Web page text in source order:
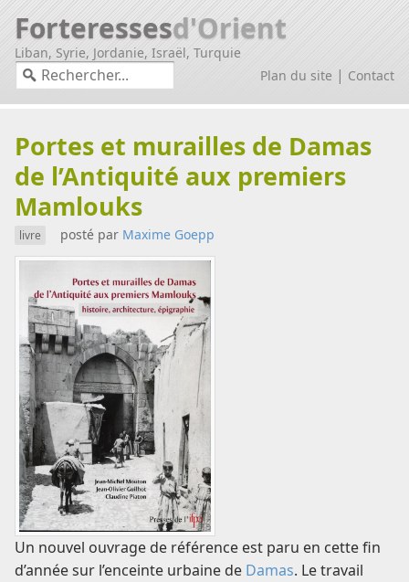
Forteressesd'Orient
Liban, Syrie, Jordanie, Israël, Turquie
Plan du site | Contact
Portes et murailles de Damas
de l’Antiquité aux premiers
Mamlouks
livre posté par Maxime Goepp
Un nouvel ouvrage de référence est paru en cette fin
d’année sur l’enceinte urbaine de Damas. Le travail